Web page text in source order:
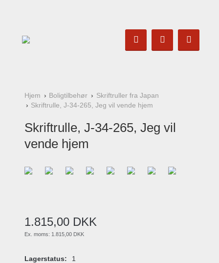
Hjem Boligtilbehør
Skriftruller fra Japan
Skriftrulle, J-34-265, Jeg vil vende hjem
Skriftrulle, J-34-265, Jeg vil
vende hjem
1.815,00 DKK
Ex. moms: 1.815,00 DKK
Lagerstatus:
1